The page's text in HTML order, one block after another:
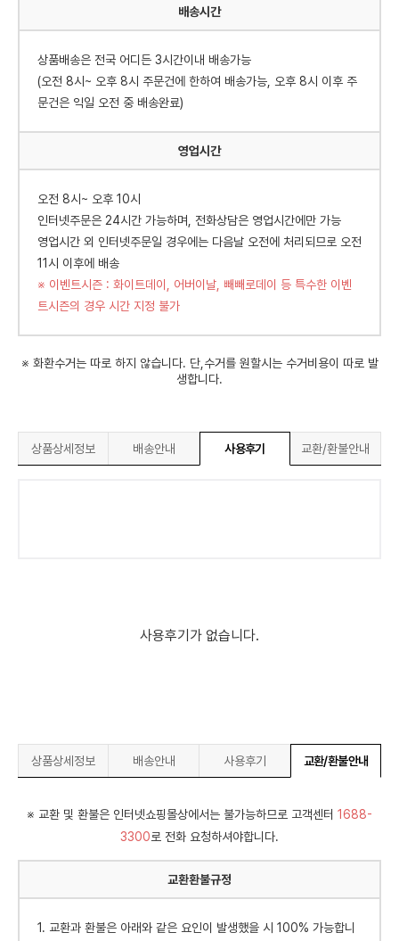
배송시간
상품배송은 전국 어디든 3시간이내 배송가능
(오전 8시~ 오후 8시 주문건에 한하여 배송가능, 오후 8시 이후 주
문건은 익일 오전 중 배송완료)
영업시간
오전 8시~ 오후 10시
인터넷주문은 24시간 가능하며, 전화상담은 영업시간에만 가능
영업시간 외 인터넷주문일 경우에는 다음날 오전에 처리되므로 오전
11시 이후에 배송
※ 이벤트시즌 : 화이트데이, 어버이날, 빼빼로데이 등 특수한 이벤
트시즌의 경우 시간 지정 불가
※ 화환수거는 따로 하지 않습니다. 단,수거를 원할시는 수거비용이 따로 발
생합니다.
상품상세정보 배송안내 사용후기 교환/환불안내
사용후기가 없습니다.
상품상세정보 배송안내 사용후기 교환/환불안내
※ 교환 및 환불은 인터넷쇼핑몰상에서는 불가능하므로 고객센터 1688-
3300로 전화 요청하셔야합니다.
교환환불규정
1. 교환과 환불은 아래와 같은 요인이 발생했을 시 100% 가능합니